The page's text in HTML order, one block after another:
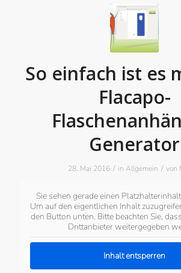
So einfach ist es
Flacapo-
Generator
28. Mai 2016 / in Allgemein / von
Sie sehen gerade einen
Um auf den eigentlichen Inhalt
den Button unten. Bitte beachten Sie,
Drittanbieter weitergegeben
Inhalt entsperren